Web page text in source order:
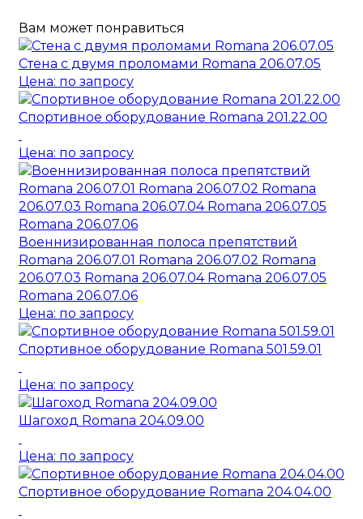
Вам может понравиться
Стена с двумя проломами Romana 206.07.05
Цена: по запросу
Спортивное оборудование Romana 201.22.00
Цена: по запросу
Военнизированная полоса препятствий
Romana 206.07.01 Romana 206.07.02 Romana
206.07.03 Romana 206.07.04 Romana 206.07.05
Romana 206.07.06
Цена: по запросу
Спортивное оборудование Romana 501.59.01
Цена: по запросу
Шагоход Romana 204.09.00
Цена: по запросу
Спортивное оборудование Romana 204.04.00